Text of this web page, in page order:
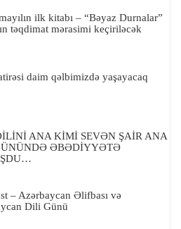
ilk kitabı – “Bəyaz Durnalar”
təqdimat mərasimi keçiriləcək
daim qəlbimizdə yaşayacaq
ANA KİMİ SEVƏN ŞAİR ANA
ƏBƏDİYYƏTƏ
– Azərbaycan Əlifbası və
Dili Günü